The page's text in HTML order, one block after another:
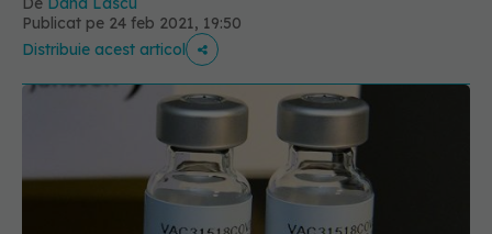
Publicat pe 24 feb 2021, 19:50
Distribuie acest articol